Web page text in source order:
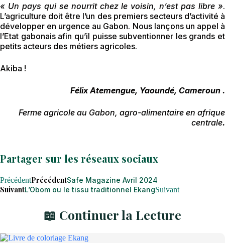
« Un pays qui se nourrit chez le voisin, n’est pas libre ».
L’agriculture doit être l’un des premiers secteurs d’activité à
développer en urgence au Gabon. Nous lançons un appel à
l’Etat gabonais afin qu’il puisse subventionner les grands et
petits acteurs des métiers agricoles.
Akiba !
Félix Atemengue, Yaoundé, Cameroun .
Ferme agricole au Gabon, agro-alimentaire en afrique
centrale.
Partager sur les réseaux sociaux
PrécédentPrécédentSafe Magazine Avril 2024
SuivantL’Obom ou le tissu traditionnel EkangSuivant
📖 Continuer la Lecture